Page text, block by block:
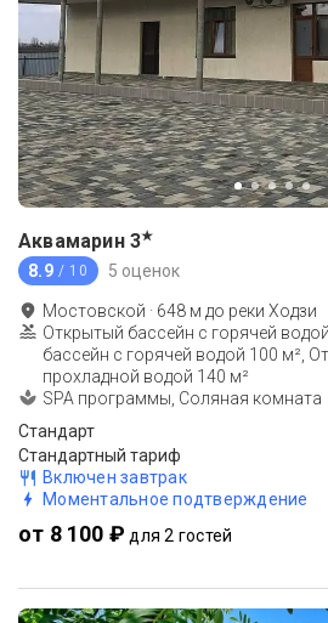
Аквамарин 3★
8.9 / 10 5 оценок
Мостовской · 648 м до реки Ходзи
Открытый бассейн с горячей
бассейн с горячей водой 100 м²,
прохладной водой 140 м²
SPA программы, Соляная комната
Стандарт
Стандартный тариф
Включен завтрак
Моментальное подтверждение
от 8 100 ₽ для 2 гостей